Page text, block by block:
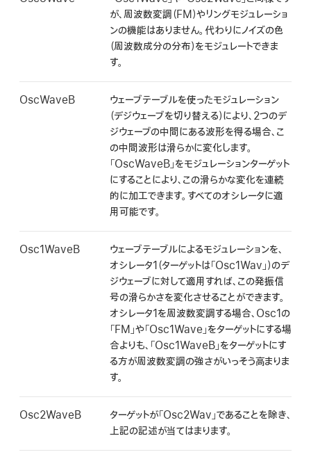
が、周波数変調（FM）やリングモジュレーショ
ンの機能はありません。代わりにノイズの色
（周波数成分の分布）をモジュレートできま
す。
OscWaveB
ウェーブテーブルを使ったモジュレーション
（デジウェーブを切り替える）により、2つのデ
ジウェーブの中間にある波形を得る場合、こ
の中間波形は滑らかに変化します。
「OscWaveB」をモジュレーションターゲット
にすることにより、この滑らかな変化を連続
的に加工できます。すべてのオシレータに適
用可能です。
Osc1WaveB
ウェーブテーブルによるモジュレーションを、
オシレータ1（ターゲットは「Osc1Wav」）のデ
ジウェーブに対して適用すれば、この発振信
号の滑らかさを変化させることができます。
オシレータ1を周波数変調する場合、Osc1の
「FM」や「Osc1Wave」をターゲットにする場
合よりも、「Osc1WaveB」をターゲットにす
る方が周波数変調の強さがいっそう高まりま
す。
Osc2WaveB
ターゲットが「Osc2Wav」であることを除き、
上記の記述が当てはまります。